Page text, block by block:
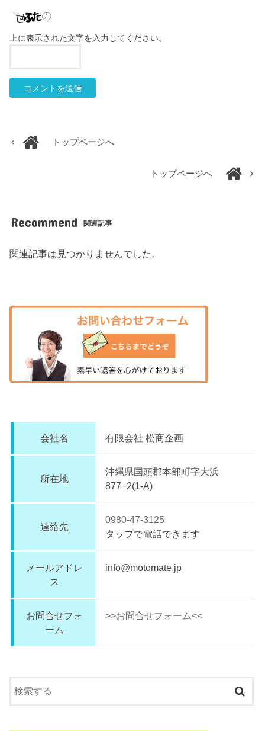
上に表示された文字を入力してください。
トップページへ
トップページへ
Recommend 関連記事
関連記事は見つかりませんでした。
会社名 有限会社 松商企画
所在地
沖縄県国頭郡本部町字大浜
877−2(1-A)
連絡先
0980-47-3125
タップで電話できます
メールアドレ
ス
info@motomate.jp
お問合せフォ
ーム
>>お問合せフォーム<<